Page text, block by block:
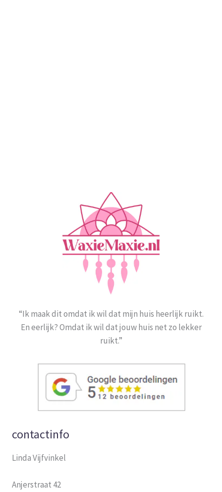
“Ik maak dit omdat ik wil dat mijn huis heerlijk ruikt.
En eerlijk? Omdat ik wil dat jouw huis net zo lekker
ruikt.”
contactinfo
Linda Vijfvinkel
Anjerstraat 42